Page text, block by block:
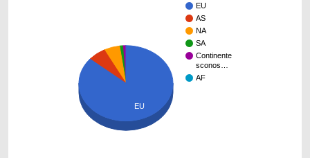
EU
AS
NA
SA
Continente
sconos…
AF
EU